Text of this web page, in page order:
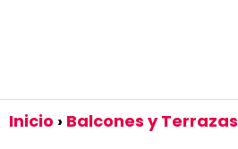
Inicio Balcones y Terrazas